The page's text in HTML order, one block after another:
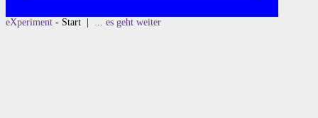
eXperiment - Start | ... es geht weiter